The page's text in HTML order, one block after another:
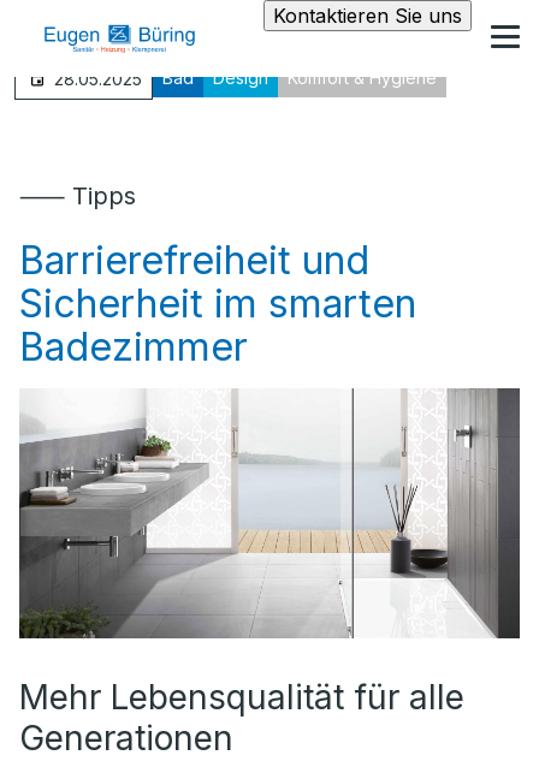
Kontaktieren Sie uns
28.05.2025 Bad Design Komfort & Hygiene
⸺ Tipps
Barrierefreiheit und
Sicherheit im smarten
Badezimmer
Mehr Lebensqualität für alle
Generationen